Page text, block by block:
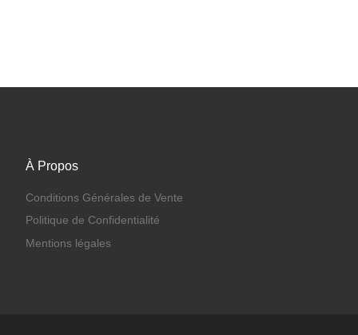
À Propos
Conditions Générales de Vente
Politique de Confidentialité
Mentions légales